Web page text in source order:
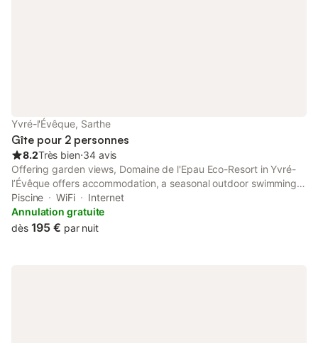
Yvré-l'Évêque, Sarthe
Gîte pour 2 personnes
8.2Très bien⋅34 avis
Offering garden views, Domaine de l'Epau Eco-Resort in Yvré-
lʼÉvêque offers accommodation, a seasonal outdoor swimming
pool, a garden, a terrace, a restaurant and a bar. Both WiFi and
private parking are available at the lodge free of charge.
Piscine WiFi
Internet
Annulation gratuite
dès 195 € par nuit